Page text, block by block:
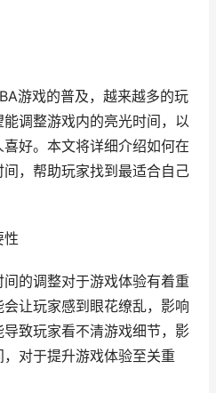
游戏的普及，越来越多的玩
调整游戏内的亮光时间，以
好。本文将详细介绍如何在
间，帮助玩家找到最适合自己
性
的调整对于游戏体验有着重
让玩家感到眼花缭乱，影响
致玩家看不清游戏细节，影
对于提升游戏体验至关重